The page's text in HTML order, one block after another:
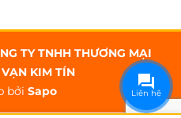
TY TNHH THƯƠNG MẠI
KIM TÍN
bởi Sapo Liên hệ